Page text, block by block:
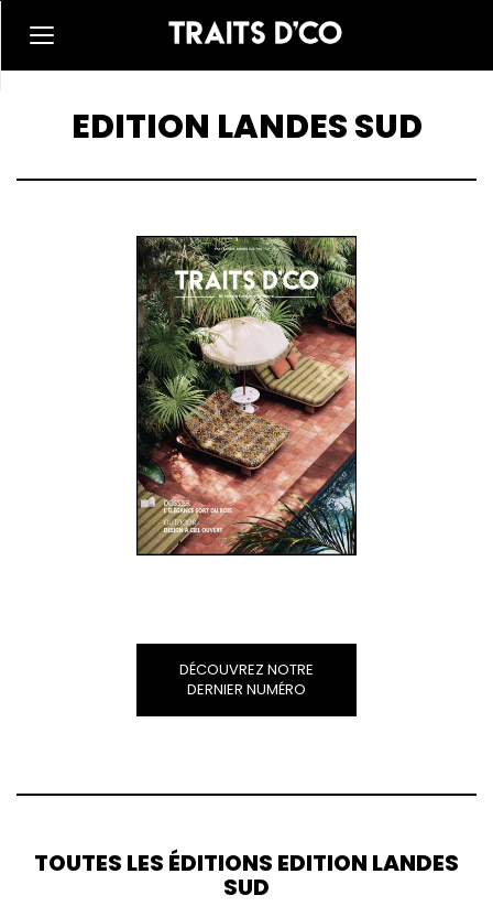
EDITION LANDES SUD
DÉCOUVREZ NOTRE
DERNIER NUMÉRO
TOUTES LES ÉDITIONS EDITION LANDES
SUD